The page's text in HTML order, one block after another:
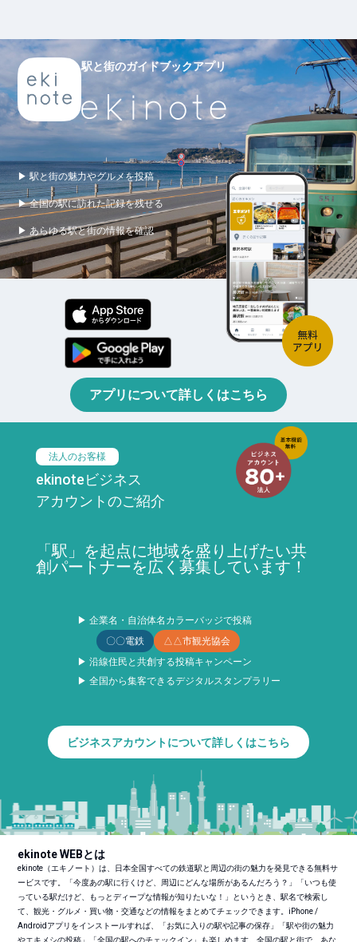
駅と街のガイドブックアプリ
▶ 駅と街の魅力やグルメを投稿
▶ 全国の駅に訪れた記録を残せる
▶ あらゆる駅と街の情報を確認
アプリについて詳しくはこちら
法人のお客様
ekinoteビジネス
アカウントのご紹介
「駅」を起点に地域を盛り上げたい共
創パートナーを広く募集しています！
▶ 企業名・自治体名カラーバッジで投稿
〇〇電鉄
△△市観光協会
▶ 沿線住民と共創する投稿キャンペーン
▶ 全国から集客できるデジタルスタンプラリー
ビジネスアカウントについて詳しくはこちら
ekinote WEBとは
ekinote（エキノート）は、日本全国すべての鉄道駅と周辺の街の魅力を発見できる無料サ
ービスです。「今度あの駅に行くけど、周辺にどんな場所があるんだろう？」「いつも使
っている駅だけど、もっとディープな情報が知りたいな！」というとき、駅名で検索し
て、観光・グルメ・買い物・交通などの情報をまとめてチェックできます。iPhone /
Androidアプリをインストールすれば、「お気に入りの駅や記事の保存」「駅や街の魅力
やエキメシの投稿」「全国の駅へのチェックイン」も楽しめます。全国の駅と街で、あな